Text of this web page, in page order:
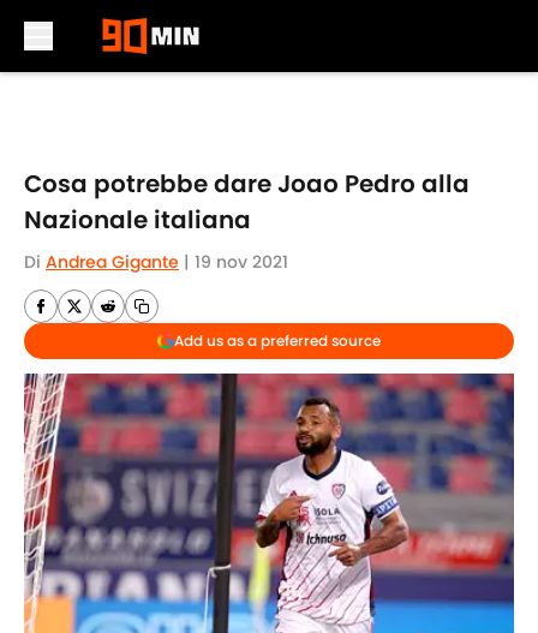
Cosa potrebbe dare Joao Pedro alla
Nazionale italiana
Di Andrea Gigante | 19 nov 2021
Add us as a preferred source